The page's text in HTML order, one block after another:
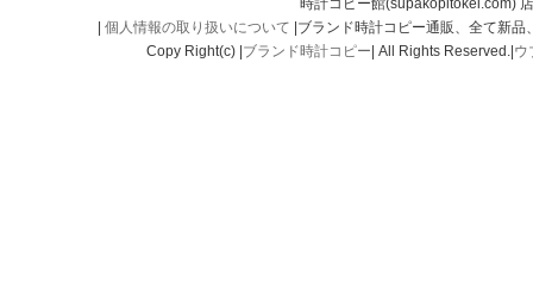
時計コピー館(supakopitokei.com)
個人情報の取り扱いについて |ブランド時計コピー通販、全て新
Copy Right(c) | ブランド時計コピー | All Rights Reserved.| ウ